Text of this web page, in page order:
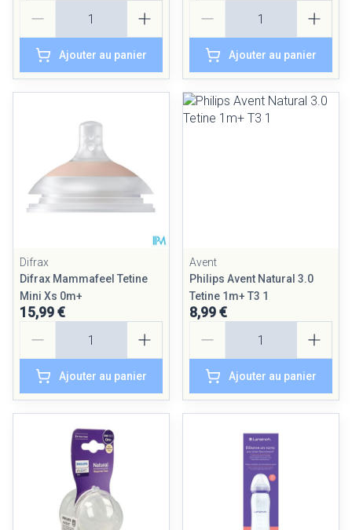
Ajouter au panier Ajouter au panier
Difrax
Difrax Mammafeel Tetine
Mini Xs 0m+
15,99 €
Ajouter au panier
Avent
Philips Avent Natural 3.0
Tetine 1m+ T3 1
8,99 €
Ajouter au panier